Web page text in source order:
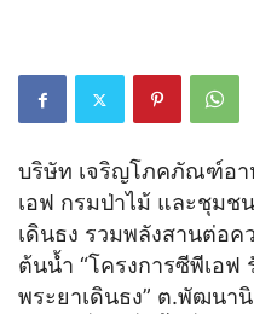
บริษัท เจริญโภคภัณฑ์อา
เอฟ กรมป่าไม้ และชุมช
เดินธง รวมพลังสานต่อ
ต้นน้ำ “โครงการซีพีเอฟ
พระยาเดินธง” ต.พัฒน